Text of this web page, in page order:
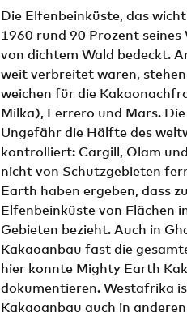
Die Elfenbeinküste, das
1960 rund 90 Prozent
von dichtem Wald bedeckt.
weit verbreitet waren,
weichen für die
Milka), Ferrero und Mars.
Ungefähr die Hälfte des
kontrolliert: Cargill, Olam
nicht von Schutzgebieten
Earth haben ergeben, dass
Elfenbeinküste von Flächen
Gebieten bezieht. Auch in
Kakaoanbau fast die
hier konnte Mighty Earth
dokumentieren. Westafrika
Kakaoanbau auch in